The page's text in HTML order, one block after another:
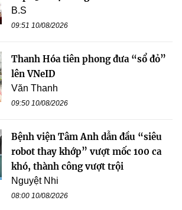
B.S
09:51 10/08/2026
Thanh Hóa tiên phong đưa “sổ đỏ”
lên VNeID
Văn Thanh
09:50 10/08/2026
Bệnh viện Tâm Anh dẫn đầu “siêu
robot thay khớp” vượt mốc 100 ca
khó, thành công vượt trội
Nguyệt Nhi
08:00 10/08/2026